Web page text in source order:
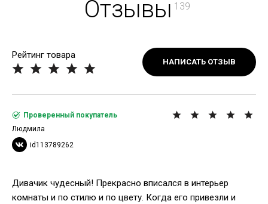
Отзывы 139
Рейтинг товара
НАПИСАТЬ ОТЗЫВ
Дивачик чудесный! Прекрасно вписался в интерьер
комнаты и по стилю и по цвету. Когда его привезли и
Проверенный покупатель
Людмила
id113789262